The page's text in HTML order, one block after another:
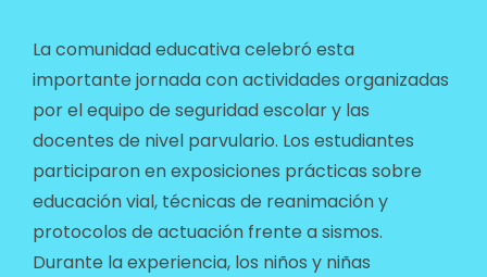
La comunidad educativa celebró esta
importante jornada con actividades organizadas
por el equipo de seguridad escolar y las
docentes de nivel parvulario. Los estudiantes
participaron en exposiciones prácticas sobre
educación vial, técnicas de reanimación y
protocolos de actuación frente a sismos.
Durante la experiencia, los niños y niñas